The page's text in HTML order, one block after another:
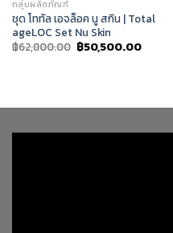
กลุ่มผลิตภัณฑ์
ชุด โททัล เอจล็อค นู สกิน | Total
ageLOC Set Nu Skin
฿62,800.00 Original
price
฿50,500.00Current